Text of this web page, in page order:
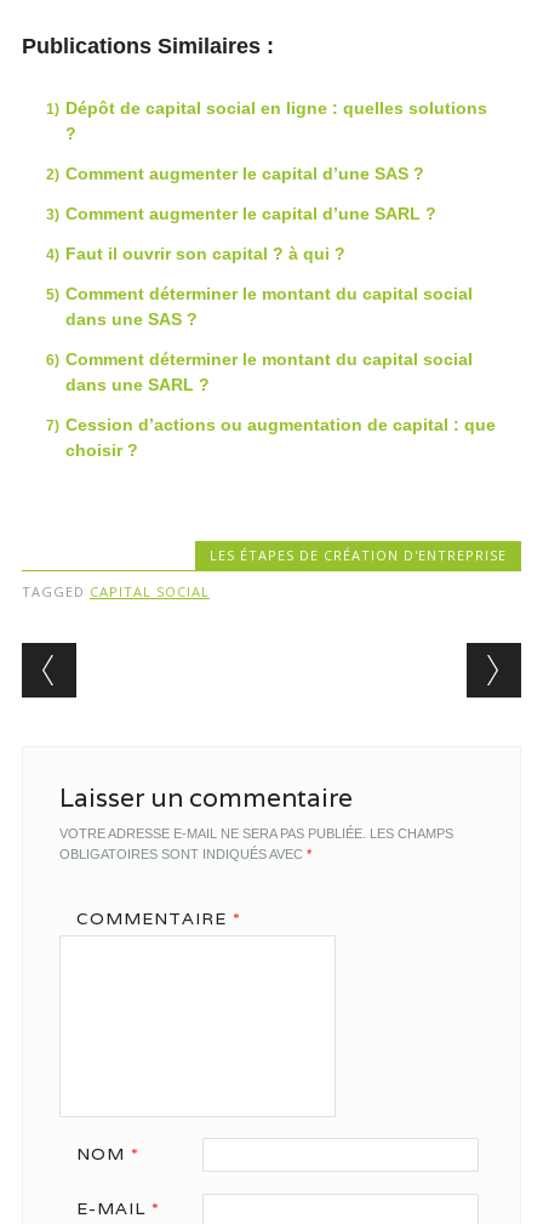
Publications Similaires :
Dépôt de capital social en ligne : quelles solutions
?
Comment augmenter le capital d’une SAS ?
Comment augmenter le capital d’une SARL ?
Faut il ouvrir son capital ? à qui ?
Comment déterminer le montant du capital social
dans une SAS ?
Comment déterminer le montant du capital social
dans une SARL ?
Cession d’actions ou augmentation de capital : que
choisir ?
LES ÉTAPES DE CRÉATION D'ENTREPRISE
TAGGED CAPITAL SOCIAL
Post navigation
Laisser un commentaire
VOTRE ADRESSE E-MAIL NE SERA PAS PUBLIÉE. LES CHAMPS
OBLIGATOIRES SONT INDIQUÉS AVEC *
COMMENTAIRE *
NOM *
E-MAIL *